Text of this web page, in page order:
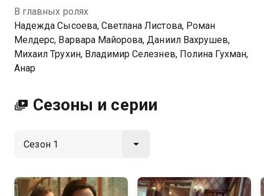
В главных ролях
Надежда Сысоева, Светлана Листова, Роман
Мелдерс, Варвара Майорова, Даниил Вахрушев,
Михаил Трухин, Владимир Селезнев, Полина Гухман,
Анар
Сезоны и серии